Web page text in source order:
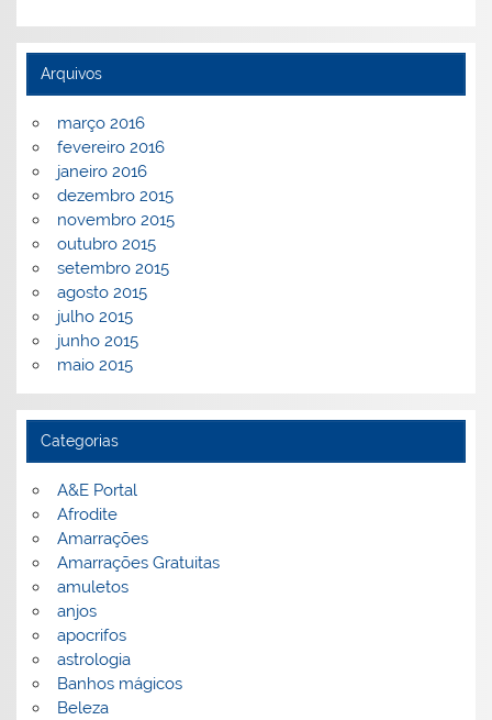
Arquivos
março 2016
fevereiro 2016
janeiro 2016
dezembro 2015
novembro 2015
outubro 2015
setembro 2015
agosto 2015
julho 2015
junho 2015
maio 2015
Categorias
A&E Portal
Afrodite
Amarrações
Amarrações Gratuitas
amuletos
anjos
apocrifos
astrologia
Banhos mágicos
Beleza